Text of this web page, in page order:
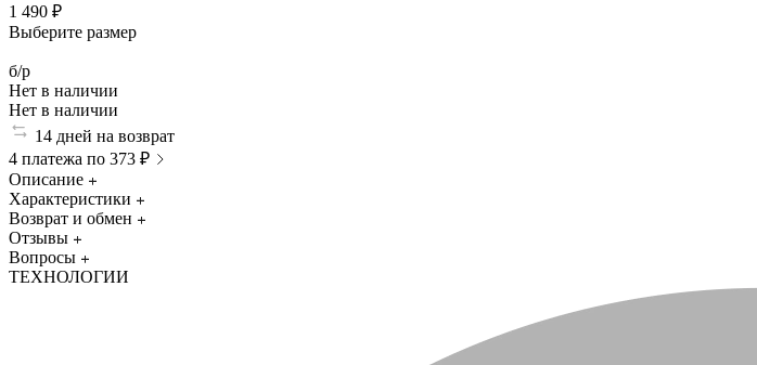
1 490 ₽
Выберите размер
б/р
Нет в наличии
Нет в наличии
14 дней на возврат
4 платежа по 373 ₽
Описание
Характеристики
Возврат и обмен
Отзывы
Вопросы
ТЕХНОЛОГИИ